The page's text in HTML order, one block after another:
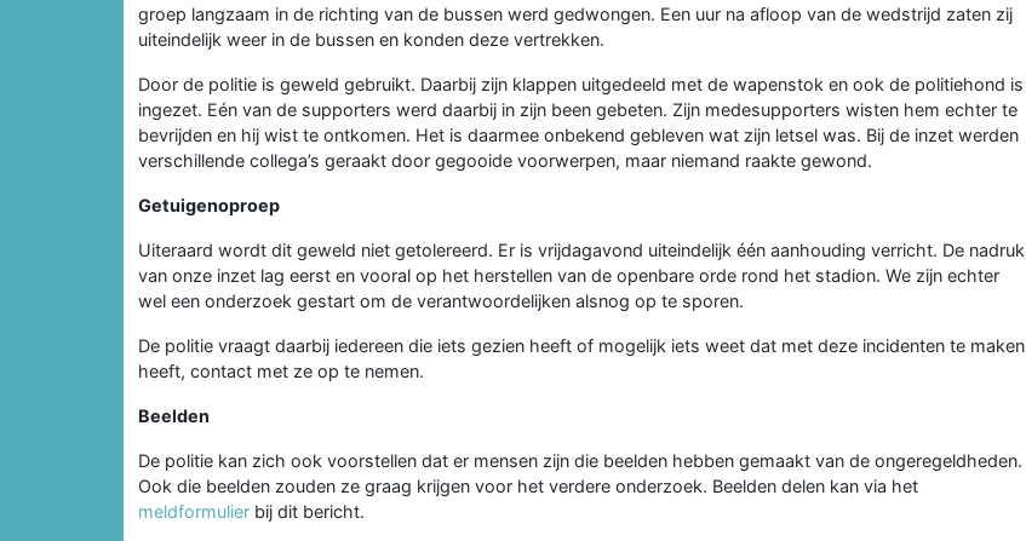
groep langzaam in de richting van de bussen werd gedwongen. Een uur na afloop van de wedstrijd zaten zij
uiteindelijk weer in de bussen en konden deze vertrekken.
Door de politie is geweld gebruikt. Daarbij zijn klappen uitgedeeld met de wapenstok en ook de politiehond is
ingezet. Eén van de supporters werd daarbij in zijn been gebeten. Zijn medesupporters wisten hem echter te
bevrijden en hij wist te ontkomen. Het is daarmee onbekend gebleven wat zijn letsel was. Bij de inzet werden
verschillende collega’s geraakt door gegooide voorwerpen, maar niemand raakte gewond.
Getuigenoproep
Uiteraard wordt dit geweld niet getolereerd. Er is vrijdagavond uiteindelijk één aanhouding verricht. De nadruk
van onze inzet lag eerst en vooral op het herstellen van de openbare orde rond het stadion. We zijn echter
wel een onderzoek gestart om de verantwoordelijken alsnog op te sporen.
De politie vraagt daarbij iedereen die iets gezien heeft of mogelijk iets weet dat met deze incidenten te maken
heeft, contact met ze op te nemen.
Beelden
De politie kan zich ook voorstellen dat er mensen zijn die beelden hebben gemaakt van de ongeregeldheden.
Ook die beelden zouden ze graag krijgen voor het verdere onderzoek. Beelden delen kan via het
meldformulier bij dit bericht.